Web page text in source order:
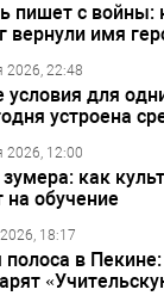
пишет с войны:
вернули имя
2026, 22:48
условия для
устроена
2026, 12:00
зумера: как
на обучение
18:17
полоса в